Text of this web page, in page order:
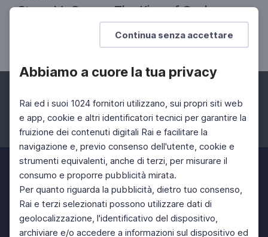
Continua senza accettare
Abbiamo a cuore la tua privacy
Rai ed i suoi 1024 fornitori utilizzano, sui propri siti web
e app, cookie e altri identificatori tecnici per garantire la
fruizione dei contenuti digitali Rai e facilitare la
navigazione e, previo consenso dell'utente, cookie e
strumenti equivalenti, anche di terzi, per misurare il
consumo e proporre pubblicità mirata.
Per quanto riguarda la pubblicità, dietro tuo consenso,
Rai e terzi selezionati possono utilizzare dati di
geolocalizzazione, l'identificativo del dispositivo,
archiviare e/o accedere a informazioni sul dispositivo ed
Steve McQueen, The King of Cool
Le più belle pose dell'attore scomparso 40 anni
Facebook Instagram Twitter